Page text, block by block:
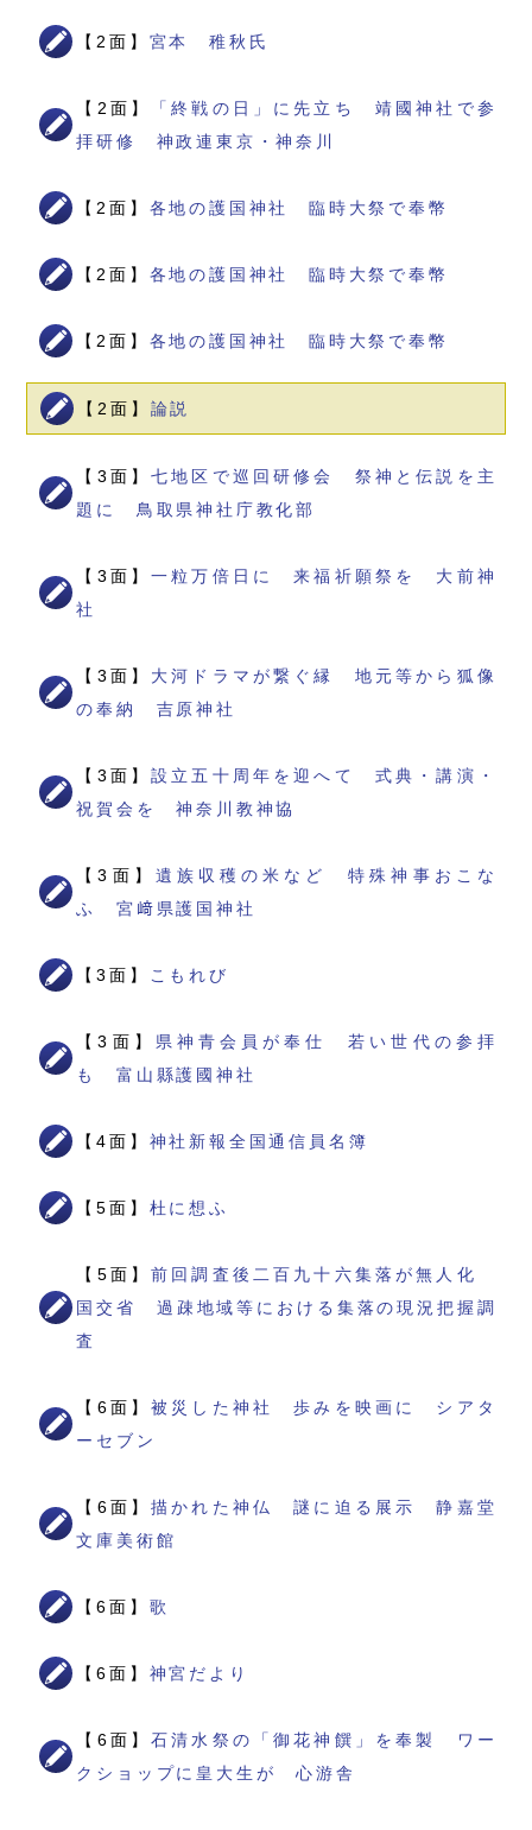
【2面】 宮本 稚秋氏
【2面】
「終戦の日」に先立ち 靖國神社で参
拝研修 神政連東京・神奈川
【2面】 各地の護国神社 臨時大祭で奉幣
【2面】 各地の護国神社 臨時大祭で奉幣
【2面】 各地の護国神社 臨時大祭で奉幣
【2面】 論説
【3面】七地区で巡回研修会 祭神と伝説を主
題に 鳥取県神社庁教化部
【3面】一粒万倍日に 来福祈願祭を 大前神
社
【3面】 大河ドラマが繋ぐ縁 地元等から狐像
の奉納 吉原神社
【3面】設立五十周年を迎へて 式典・講演・
祝賀会を 神奈川教神協
【3面】 遺族収穫の米など 特殊神事おこな
ふ 宮﨑県護国神社
【3面】 こもれび
【3面】 県神青会員が奉仕 若い世代の参拝
も 富山縣護國神社
【4面】 神社新報全国通信員名簿
【5面】 杜に想ふ
【5面】前回調査後二百九十六集落が無人化
国交省 過疎地域等における集落の現況把握調
査
【6面】被災した神社 歩みを映画に シアタ
ーセブン
【6面】描かれた神仏 謎に迫る展示 静嘉堂
文庫美術館
【6面】 歌
【6面】 神宮だより
【6面】石清水祭の「御花神饌」を奉製 ワー
クショップに皇大生が 心游舎